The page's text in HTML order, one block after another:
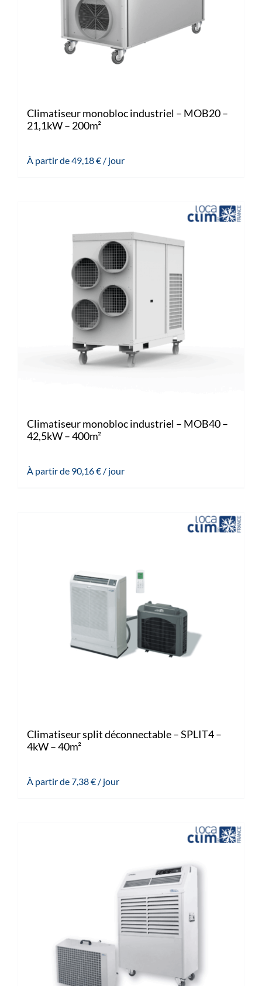
Climatiseur monobloc industriel – MOB20 –
21,1kW – 200m²
À partir de49,18€/ jour
Climatiseur monobloc industriel – MOB40 –
42,5kW – 400m²
À partir de 90,16€/ jour
Climatiseur split déconnectable – SPLIT4 –
4kW – 40m²
À partir de7,38€/ jour